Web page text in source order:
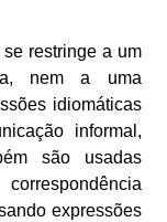
restringe a um
nem a uma
idiomáticas
informal,
são usadas
expressões